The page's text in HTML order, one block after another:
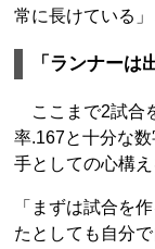
常に長けている」
「ランナーは
ここまで2試合
率.167と十分な
手としての心構
「まずは試合を
たとしても自分